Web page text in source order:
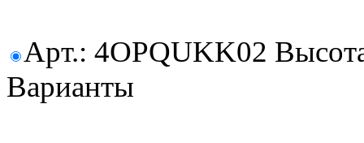
Арт.: 4OPQUKK02
Варианты